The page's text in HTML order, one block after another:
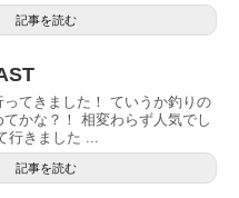
記事を読む
てきました！ ていうか釣りの
かな？！ 相変わらず人気でし
行きました ...
記事を読む